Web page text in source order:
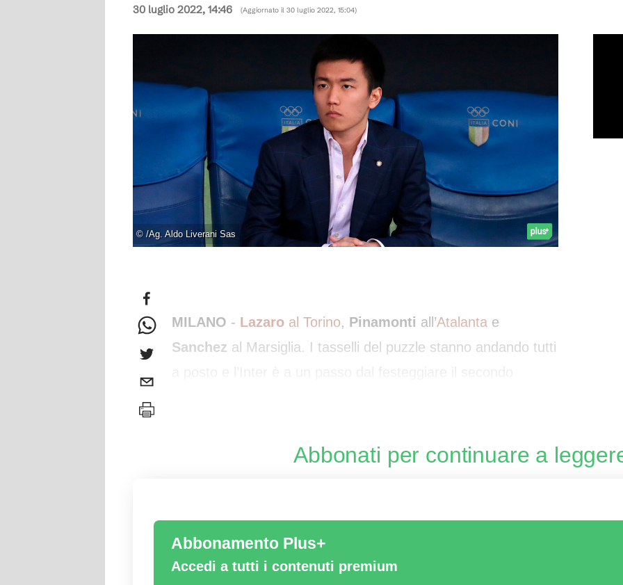
30 luglio 2022, 14:46 (Aggiornato il 30 luglio 2022, 15:04)
© /Ag. Aldo Liverani Sas
MILANO - Lazaro al Torino, Pinamonti all’Atalanta e
Sanchez al Marsiglia. I tasselli del puzzle stanno andando tutti
Abbonati per continuare a
Abbonamento Plus+
Accedi a tutti i contenuti premium